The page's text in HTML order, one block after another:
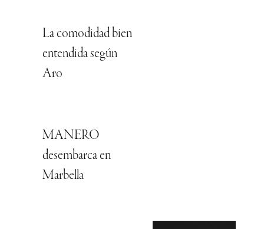
La comodidad bien
entendida según
Aro
MANERO
desembarca en
Marbella